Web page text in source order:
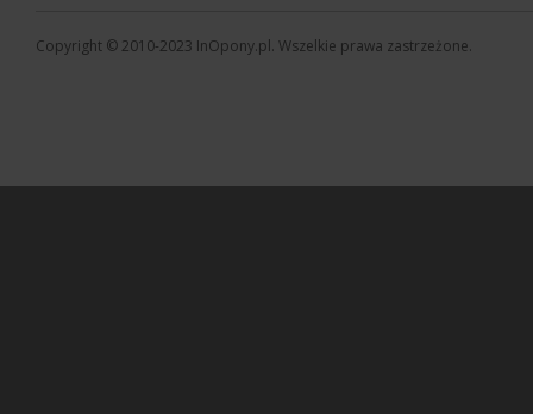
Copyright © 2010-2023 InOpony.pl. Wszelkie prawa zastrzeżone.